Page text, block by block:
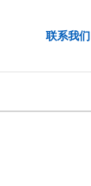
联系我们